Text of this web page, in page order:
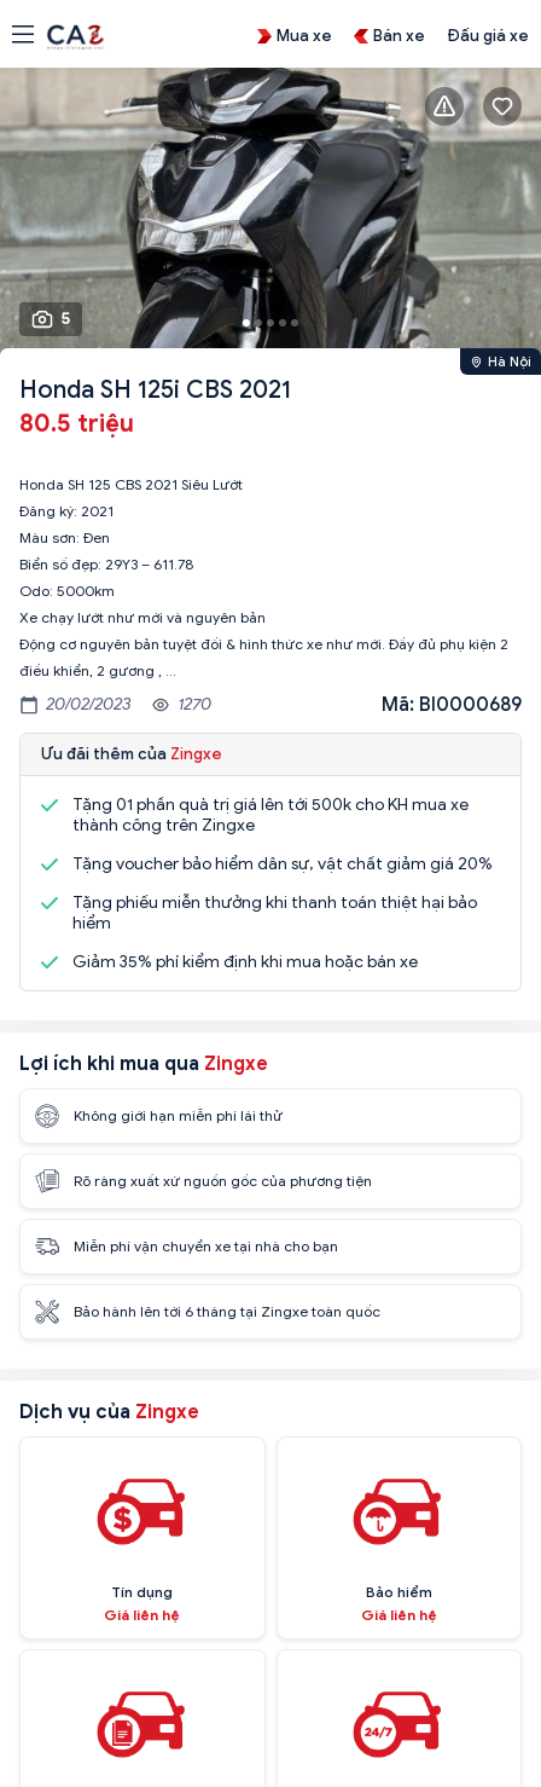
Mua xe Bán xe Đấu giá xe
5
Hà Nội
Honda SH 125i CBS 2021
80.5 triệu
Honda SH 125 CBS 2021 Siêu Lướt
Đăng ký: 2021
Màu sơn: Đen
Biển số đẹp: 29Y3 – 611.78
Odo: 5000km
Xe chạy lướt như mới và nguyên bản
Động cơ nguyên bản tuyệt đối & hình thức xe như mới. Đầy đủ phụ kiện 2
điều khiển, 2 gương , …
20/02/2023 1270 Mã: BI0000689
Ưu đãi thêm của Zingxe
Tặng 01 phần quà trị giá lên tới 500k cho KH mua xe
thành công trên Zingxe
Tặng voucher bảo hiểm dân sự, vật chất giảm giá 20%
Tặng phiếu miễn thưởng khi thanh toán thiệt hại bảo
hiểm
Giảm 35% phí kiểm định khi mua hoặc bán xe
Lợi ích khi mua qua Zingxe
Không giới hạn miễn phí lái thử
Rõ ràng xuất xứ nguồn gốc của phương tiện
Miễn phí vận chuyển xe tại nhà cho bạn
Bảo hành lên tới 6 tháng tại Zingxe toàn quốc
Dịch vụ của Zingxe
Tín dụng
Giá liên hệ
Bảo hiểm
Giá liên hệ